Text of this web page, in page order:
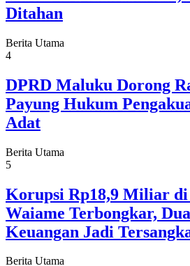
Ditahan
Berita Utama
4
DPRD Maluku Dorong
Payung Hukum
Adat
Berita Utama
5
Korupsi Rp18,9 Miliar
Waiame Terbongkar,
Keuangan Jadi
Berita Utama